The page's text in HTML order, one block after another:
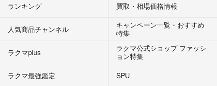
ランキング 買取・相場価格情報
人気商品チャンネル
キャンペーン一覧・おすすめ
特集
ラクマplus
ラクマ公式ショップ ファッシ
ョン特集
ラクマ最強鑑定
SPU